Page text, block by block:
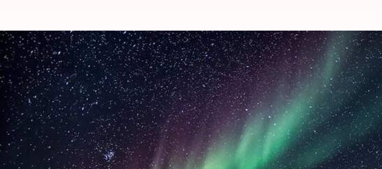
Rasakan keajaiban tontonan cahaya
menulis Bob Apr 10, 2024 11:54 am
Apa ceritanya
Yellowknife, yang terletak di wilayah Barat Laut Kanada,
Fenomena alam ini menerangi langit malam dengan warna-